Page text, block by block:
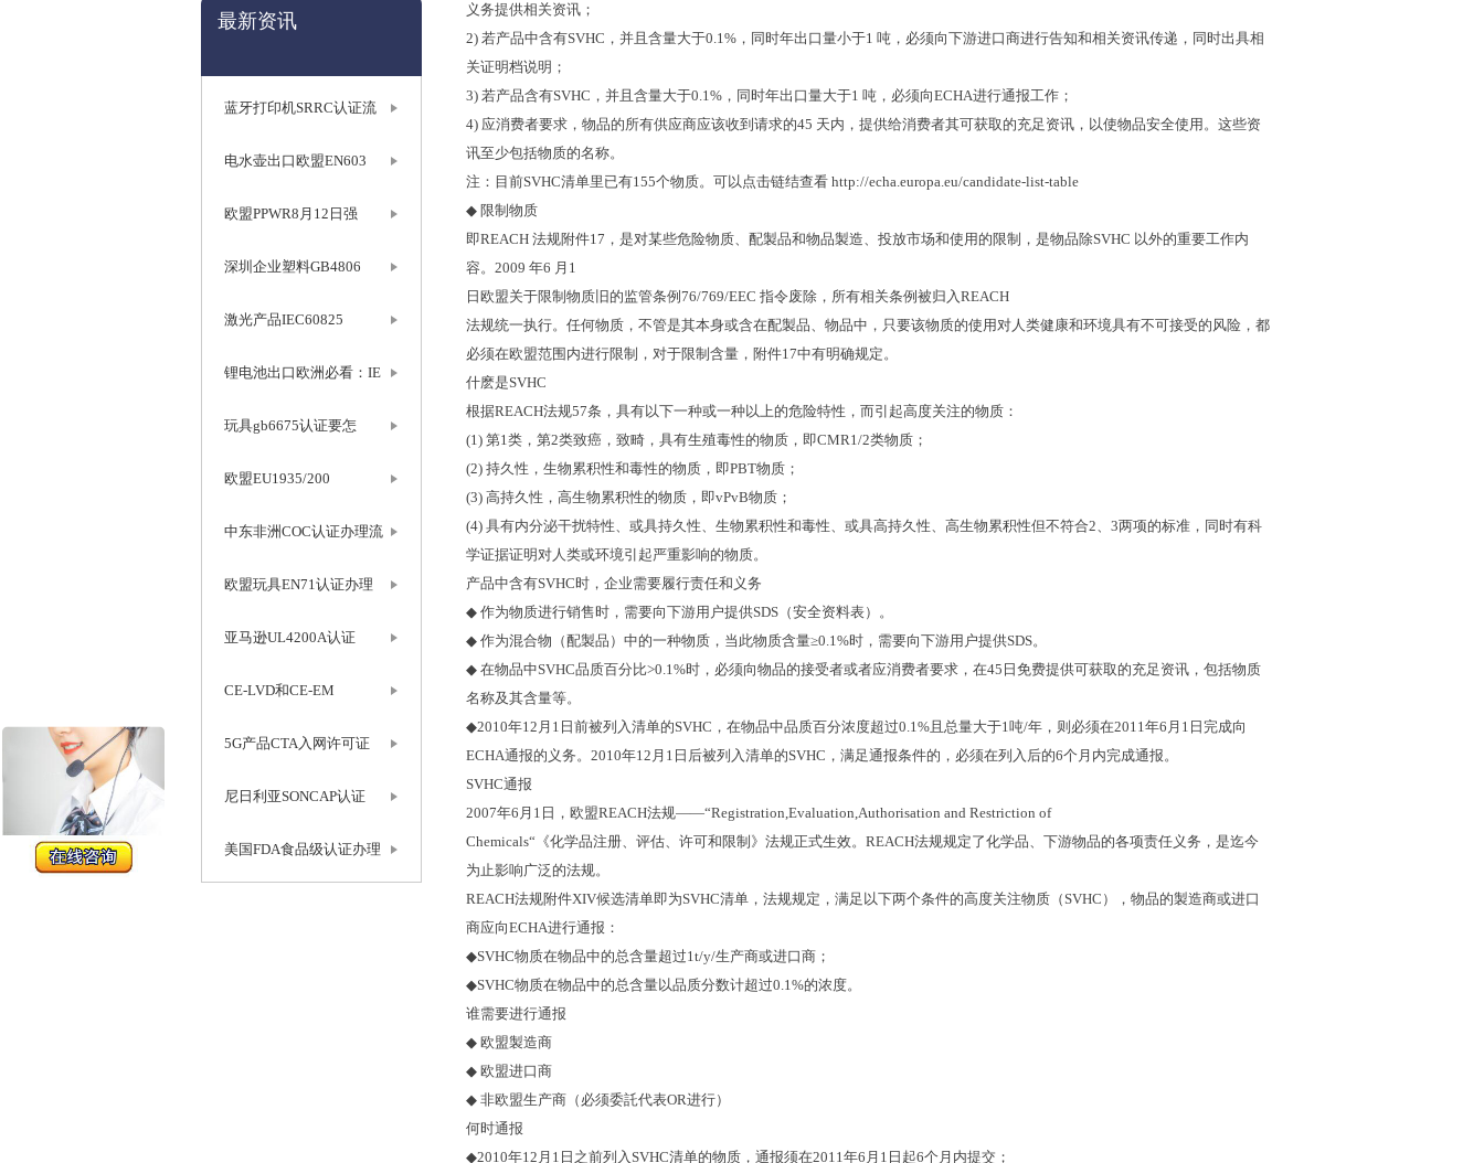
最新资讯
蓝牙打印机SRRC认证流
电水壶出口欧盟EN603
欧盟PPWR8月12日强
深圳企业塑料GB4806
激光产品IEC60825
锂电池出口欧洲必看：IE
玩具gb6675认证要怎
欧盟EU1935/200
中东非洲COC认证办理流
欧盟玩具EN71认证办理
亚马逊UL4200A认证
CE-LVD和CE-EM
5G产品CTA入网许可证
尼日利亚SONCAP认证
美国FDA食品级认证办理
义务提供相关资讯；
2) 若产品中含有SVHC ，并且含量大于0.1% ，同时年出口量小于1 吨，必须向下游进口商进行告知和相关资讯传递，同时出具相
关证明档说明；
3) 若产品含有SVHC ，并且含量大于0.1% ，同时年出口量大于1 吨，必须向ECHA进行通报工作；
4) 应消费者要求，物品的所有供应商应该收到请求的45 天内，提供给消费者其可获取的充足资讯，以使物品安全使用。这些资
讯至少包括物质的名称。
注：目前SVHC清单里已有155个物质。可以点击链结查看 http://echa.europa.eu/candidate-list-table
◆ 限制物质
即REACH 法规附件17 ，是对某些危险物质、配製品和物品製造、投放市场和使用的限制，是物品除SVHC 以外的重要工作内
容。 2009 年6 月 1
日欧盟关于限制物质旧的监管条例 76/769/EEC 指令废除，所有相关条例被归入REACH
法规统一执行。任何物质，不管是其本身或含在配製品、物品中，只要该物质的使用对人类健康和环境具有不可接受的风险，都
必须在欧盟范围内进行限制，对于限制含量，附件17中有明确规定。
什麽是SVHC
根据REACH法规57条，具有以下一种或一种以上的危险特性，而引起高度关注的物质：
(1) 第1类，第2类致癌，致畸，具有生殖毒性的物质，即CMR1/2类物质；
(2) 持久性，生物累积性和毒性的物质，即PBT物质；
(3) 高持久性，高生物累积性的物质，即vPvB物质；
(4) 具有内分泌干扰特性、或具持久性、生物累积性和毒性、或具高持久性、高生物累积性但不符合2、 3两项的标准，同时有科
学证据证明对人类或环境引起严重影响的物质。
产品中含有SVHC时，企业需要履行责任和义务
◆ 作为物质进行销售时，需要向下游用户提供SDS （安全资料表）。
◆ 作为混合物（配製品）中的一种物质，当此物质含量≥0.1%时，需要向下游用户提供SDS。
◆ 在物品中SVHC品质百分比>0.1%时，必须向物品的接受者或者应消费者要求，在45 日免费提供可获取的充足资讯，包括物质
名称及其含量等。
◆2010年12 月 1 日前被列入清单的SVHC ，在物品中品质百分浓度超过0.1% 且总量大于1吨/年，则必须在2011年6 月 1 日完成向
ECHA通报的义务。 2010年12 月 1 日后被列入清单的SVHC ，满足通报条件的，必须在列入后的6个月内完成通报。
SVHC通报
2007年6 月 1 日，欧盟REACH法规——“Registration,Evaluation,Authorisation and Restriction of
Chemicals“ 《化学品注册、评估、许可和限制》法规正式生效。 REACH法规规定了化学品、下游物品的各项责任义务，是迄今
为止影响广泛的法规。
REACH法规附件XIV候选清单即为SVHC清单，法规规定，满足以下两个条件的高度关注物质（SVHC ），物品的製造商或进口
商应向ECHA进行通报：
◆SVHC物质在物品中的总含量超过1t/y/生产商或进口商；
◆SVHC物质在物品中的总含量以品质分数计超过0.1%的浓度。
谁需要进行通报
◆ 欧盟製造商
◆ 欧盟进口商
◆ 非欧盟生产商（必须委託代表OR进行）
何时通报
◆2010年12 月 1 日之前列入SVHC清单的物质，通报须在2011年6 月 1 日起6个月内提交；